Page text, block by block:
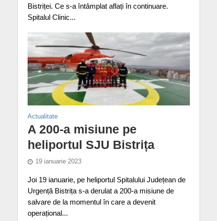
Bistriței. Ce s-a întâmplat aflați în continuare.
Spitalul Clinic...
Actualitate
A 200-a misiune pe
heliportul SJU Bistrița
19 ianuarie 2023
Joi 19 ianuarie, pe heliportul Spitalului Județean de
Urgență Bistrița s-a derulat a 200-a misiune de
salvare de la momentul în care a devenit
operațional...